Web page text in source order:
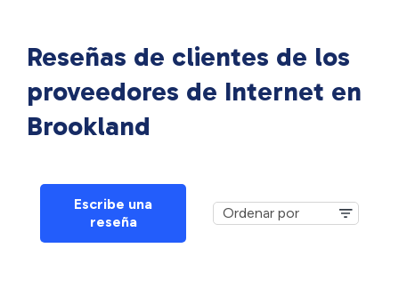
Reseñas de clientes de los
proveedores de Internet en
Brookland
Escribe una
reseña